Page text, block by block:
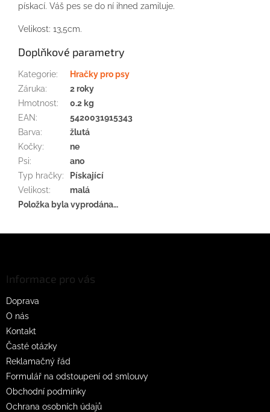
pískací. Váš pes se do ní ihned zamiluje.
Velikost: 13,5cm.
Doplňkové parametry
Kategorie:
Hračky pro psy
Záruka:
2 roky
Hmotnost:
0.2 kg
EAN:
5420031915343
Barva:
žlutá
Kočky:
ne
Psi:
ano
Typ hračky:
Pískající
Velikost:
malá
Položka byla vyprodána…
Informace pro vás
Doprava
O nás
Kontakt
Časté otázky
Reklamačný řád
Formulář na odstoupení od smlouvy
Obchodní podmínky
Ochrana osobních údajů